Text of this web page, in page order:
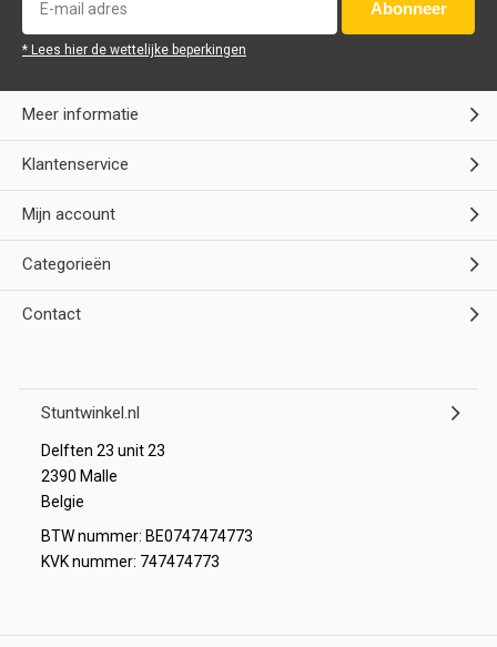
Abonneer
* Lees hier de wettelijke beperkingen
Meer informatie
Klantenservice
Mijn account
Categorieën
Contact
Stuntwinkel.nl
Delften 23 unit 23
2390 Malle
Belgie
BTW nummer: BE0747474773
KVK nummer: 747474773